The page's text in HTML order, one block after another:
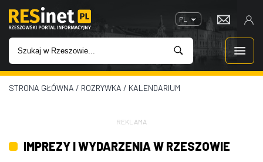
PL
WIADOMOŚCI
IMPREZY
STRONA GŁÓWNA / ROZRYWKA / KALENDARIUM
REKLAMA
IMPREZY I WYDARZENIA W RZESZOWIE